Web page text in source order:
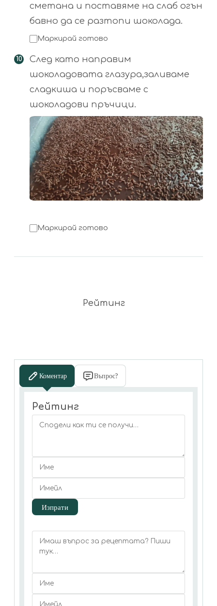
сметана и поставяме на слаб огън
бавно да се разтопи шоколада.
Маркирай готово
След като направим
шоколадовата глазура,заливаме
сладкиша и поръсваме с
шоколадови пръчици.
Маркирай готово
Рейтинг
Коментар Въпрос?
Рейтинг